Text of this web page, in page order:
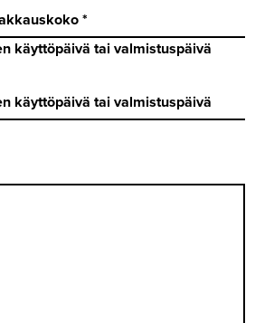
käyttöpäivä tai valmistuspäivä